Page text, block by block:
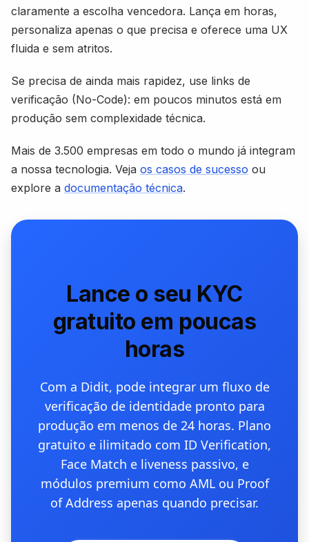
claramente a escolha vencedora. Lança em horas,
personaliza apenas o que precisa e oferece uma UX
fluida e sem atritos.
Se precisa de ainda mais rapidez, use links de
verificação (No-Code): em poucos minutos está em
produção sem complexidade técnica.
Mais de 3.500 empresas em todo o mundo já integram
a nossa tecnologia. Veja os casos de sucesso ou
explore a documentação técnica.
Lance o seu KYC
gratuito em poucas
horas
Com a Didit, pode integrar um fluxo de
verificação de identidade pronto para
produção em menos de 24 horas. Plano
gratuito e ilimitado com ID Verification,
Face Match e liveness passivo, e
módulos premium como AML ou Proof
of Address apenas quando precisar.